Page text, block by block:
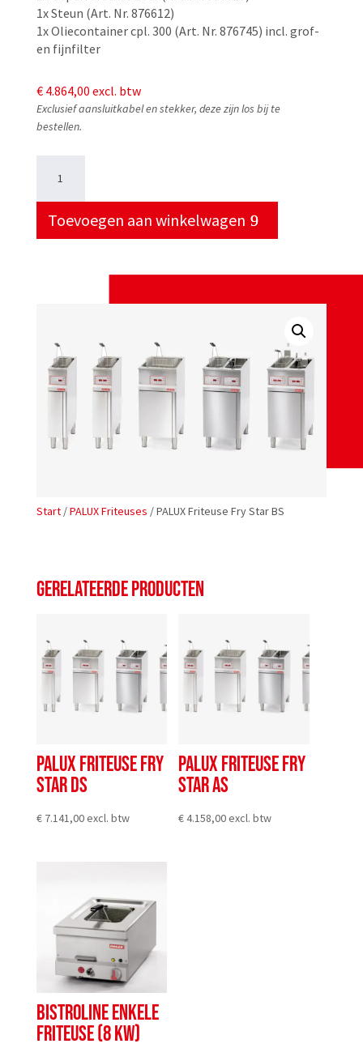
1x Steun (Art. Nr. 876612)
1x Oliecontainer cpl. 300 (Art. Nr. 876745) incl. grof-
en fijnfilter
€4.864,00 excl. btw
Exclusief aansluitkabel en stekker, deze zijn los bij te
bestellen.
Friteuse
Fry
Star
BS
Toevoegen aan winkelwagen
Start/PALUX Friteuses / PALUX Friteuse Fry Star BS
GERELATEERDE PRODUCTEN
PALUX FRITEUSE FRY
STAR DS
€7.141,00excl. btw
PALUX FRITEUSE FRY
STAR AS
€4.158,00excl. btw
BISTROLINE ENKELE
FRITEUSE (8 KW)